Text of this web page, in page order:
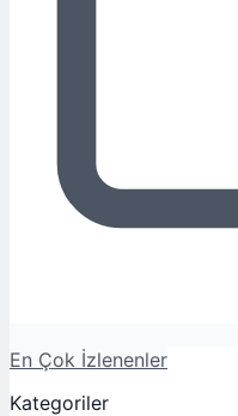
En Çok İzlenenler
Kategoriler